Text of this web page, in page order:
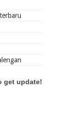
get update!